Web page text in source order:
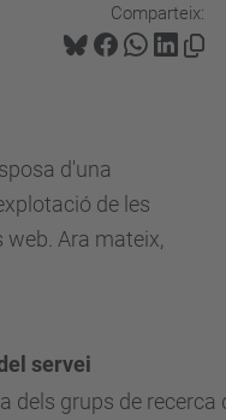
Comparteix:
d'una
de les
Ara mateix,
servei
dels grups de recerca